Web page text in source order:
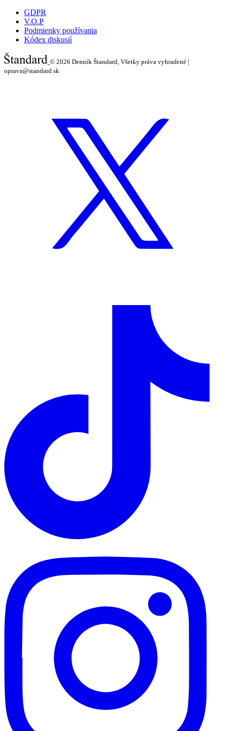
GDPR
V.O.P
Podmienky používania
Kódex diskusií
© 2026 Denník Štandard, Všetky práva vyhradené |
oprava@standard.sk